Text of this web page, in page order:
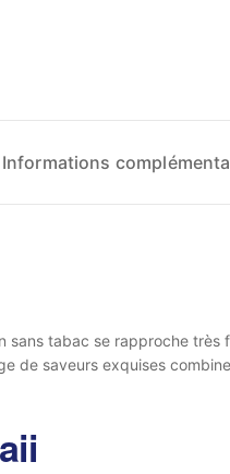
Informations
tabac se rapproche
de saveurs exquises